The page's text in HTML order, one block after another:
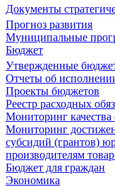
Документы
Прогноз развития
Муниципальные
Бюджет
Утвержденные
Отчеты об
Проекты бюджетов
Реестр расходных
Мониторинг
Мониторинг
субсидий (грантов)
производителям
Бюджет для граждан
Экономика